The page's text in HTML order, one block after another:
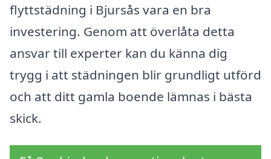
flyttstädning i Bjursås vara en bra
investering. Genom att överlåta detta
ansvar till experter kan du känna dig
trygg i att städningen blir grundligt utförd
och att ditt gamla boende lämnas i bästa
skick.